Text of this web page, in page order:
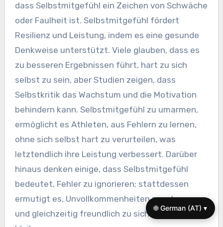
Welche häufigen
Missverständnisse über
Selbstmitgefühl sollten
Athleten vermeiden?
Athleten sollten Missverständnisse vermeiden,
dass Selbstmitgefühl ein Zeichen von Schwäche
oder Faulheit ist. Selbstmitgefühl fördert
Resilienz und Leistung, indem es eine gesunde
Denkweise unterstützt. Viele glauben, dass es
zu besseren Ergebnissen führt, hart zu sich
selbst zu sein, aber Studien zeigen, dass
Selbstkritik das Wachstum und die Motivation
behindern kann. Selbstmitgefühl zu umarmen,
ermöglicht es Athleten, aus Fehlern zu lernen,
🌐 German (AT) ▾